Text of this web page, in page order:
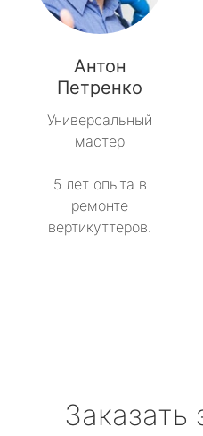
метро Спартак
метро Рижская
метро Севастопольская
метро Строгино
метро Театральная
Антон
Петренко
Универсальный
мастер
5 лет опыта в
ремонте
вертикуттеров.
Заказать